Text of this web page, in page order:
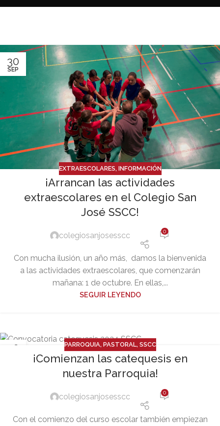
30
SEP
EXTRAESCOLARES, INFORMACIÓN
¡Arrancan las actividades
extraescolares en el Colegio San
José SSCC!
colegiosanjosesscc 0
Con mucha ilusión, un año más, damos la bienvenida
a las actividades extraescolares, que comenzarán
mañana: 1 de octubre. En ellas,...
SEGUIR LEYENDO
26 PARROQUIA, PASTORAL, SSCC
¡Comienzan las catequesis en
nuestra Parroquia!
colegiosanjosesscc 0
Con el comienzo del curso escolar también empiezan